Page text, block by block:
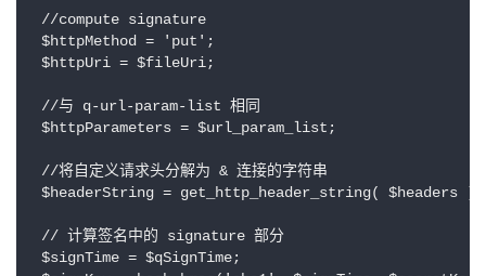
//compute signature
$httpMethod = 'put';
$httpUri = $fileUri;
//与 q-url-param-list 相同
$httpParameters = $url_param_list;
//将自定义请求头分解为 & 连接的字符串
$headerString = get_http_header_string( $headers );
// 计算签名中的 signature 部分
$signTime = $qSignTime;